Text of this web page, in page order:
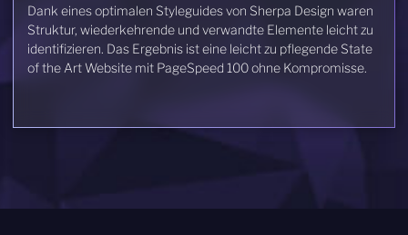
Dank eines optimalen Styleguides von Sherpa Design waren
Struktur, wiederkehrende und verwandte Elemente leicht zu
identifizieren. Das Ergebnis ist eine leicht zu pflegende State
of the Art Website mit PageSpeed 100 ohne Kompromisse.